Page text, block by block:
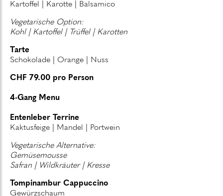
Kartoffel | Karotte | Balsamico
Vegetarische Option:
Kohl | Kartoffel | Trüffel | Karotten
Tarte
Schokolade | Orange | Nuss
CHF 79.00 pro Person
4-Gang Menu
Entenleber Terrine
Kaktusfeige | Mandel | Portwein
Vegetarische Alternative:
Gemüsemousse
Safran | Wildkräuter | Kresse
Tompinambur Cappuccino
Gewürzschaum